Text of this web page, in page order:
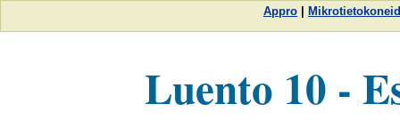
Appro
Luento 10 -